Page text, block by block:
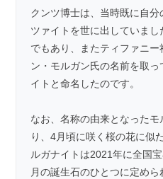
クンツ博士は、当時既に自
ツァイトを世に出していま
でもあり、またティファニ
ン・モルガン氏の名前を取
イトと命名したのです。
なお、名称の由来となった
り、4月頃に咲く桜の花に似
ルガナイトは2021年に全国
月の誕生石のひとつに定めら